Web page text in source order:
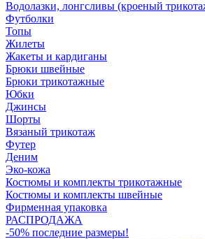
Водолазки, лонгсливы (кроеный
Футболки
Топы
Жилеты
Жакеты и кардиганы
Брюки швейные
Брюки трикотажные
Юбки
Джинсы
Шорты
Вязаный трикотаж
Футер
Деним
Эко-кожа
Костюмы и комплекты трикотажные
Костюмы и комплекты швейные
Фирменная упаковка
РАСПРОДАЖА
-50% последние размеры!